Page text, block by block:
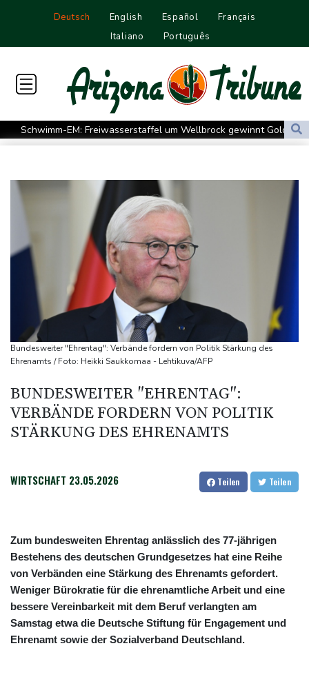
Deutsch English Español
Français
Italiano
Português
Schwimm-EM: Freiwasserstaffel um Wellbrock gewinnt Gold
US-Senat bestätigt Trumps umstrittenen Justizminister Blanche
Flughafen Catania gestrichen
Selenskyj: Mindestens vier Tote durch russische Angriffe in
Mercedes GLA neu gegen alt: Der große Sprung ins
Elektrozeitalter
Skoda Kodiaq gegen VW Tayron: Das bessere Familien-SUV
Leagues Cup: Müller mit Vancouver schon ausgeschieden
Kolumbiens neuer Präsident kündigt "unermüdlichen" Kampf
gegen Drogengewalt an
Südkoreas Verband gibt Massagen-Skandal zu: "Desolate Lage"
Rechenzentren riesiges Gaskraftwerk
Bundesweiter "Ehrentag": Verbände fordern von Politik Stärkung des
Ehrenamts / Foto: Heikki Saukkomaa - Lehtikuva/AFP
BUNDESWEITER "EHRENTAG":
VERBÄNDE FORDERN VON POLITIK
STÄRKUNG DES EHRENAMTS
WIRTSCHAFT 23.05.2026 Teilen Teilen
Zum bundesweiten Ehrentag anlässlich des 77-jährigen
Bestehens des deutschen Grundgesetzes hat eine Reihe
von Verbänden eine Stärkung des Ehrenamts gefordert.
Weniger Bürokratie für die ehrenamtliche Arbeit und eine
bessere Vereinbarkeit mit dem Beruf verlangten am
Samstag etwa die Deutsche Stiftung für Engagement und
Ehrenamt sowie der Sozialverband Deutschland.